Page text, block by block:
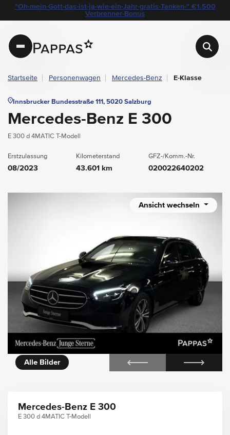
Navigation überspringen
Zum Hauptcontent
Zur Hauptnavigation springen
layout.table-of-content
Technische Daten
Fahrzeugausstattung
Standort & Ansprechpartner
Garantie
Ihre Vorteile auf einen Blick
Das könnte Sie auch interessieren
Angebote & Aktionen bei Pappas
"Oh-mein-Gott-das-ist-ja-wie-ein-Jahr-gratis-Tanken-" €1.500
Verbrenner-Bonus
Pappas
Startseite Personenwagen Mercedes-Benz E-Klasse
Innsbrucker Bundesstraße 111, 5020 Salzburg
Mercedes-Benz E 300
E 300 d 4MATIC T-Modell
Erstzulassung
08/2023
Kilometerstand
43.601 km
GFZ-/Komm.-Nr.
020022640202
Ansicht wechseln
Galerie
Alle Bilder
Mercedes-Benz E 300
E 300 d 4MATIC T-Modell